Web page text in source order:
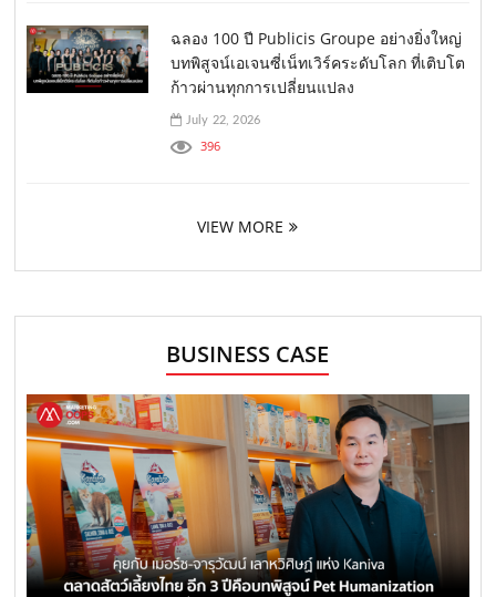
ฉลอง 100 ปี Publicis Groupe อย่างยิ่งใหญ่
บทพิสูจน์เอเจนซี่เน็ทเวิร์คระดับโลก ที่เติบโต
ก้าวผ่านทุกการเปลี่ยนแปลง
July 22, 2026
396
VIEW MORE
BUSINESS CASE